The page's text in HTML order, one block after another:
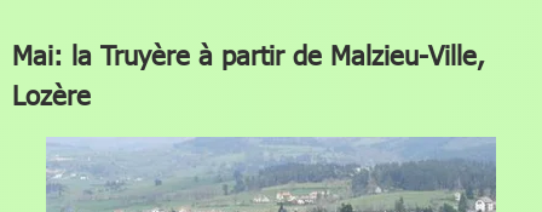
Mai: la Truyère à partir de Malzieu-Ville,
Lozère